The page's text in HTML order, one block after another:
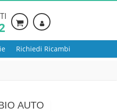
Richiedi Ricambi
AUTO